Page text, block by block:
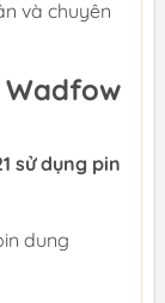
và chuyên
Wadfow
sử dụng pin
dung